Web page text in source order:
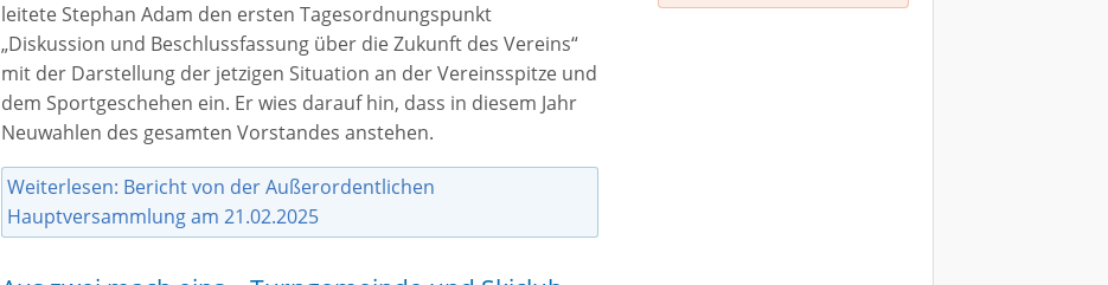
leitete Stephan Adam den ersten Tagesordnungspunkt
„Diskussion und Beschlussfassung über die Zukunft des Vereins“
mit der Darstellung der jetzigen Situation an der Vereinsspitze und
dem Sportgeschehen ein. Er wies darauf hin, dass in diesem Jahr
Neuwahlen des gesamten Vorstandes anstehen.
Weiterlesen: Bericht von der Außerordentlichen
Hauptversammlung am 21.02.2025